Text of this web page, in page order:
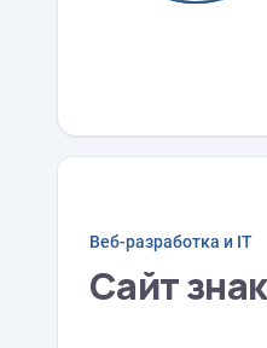
Веб-разработка и IT
Сайт